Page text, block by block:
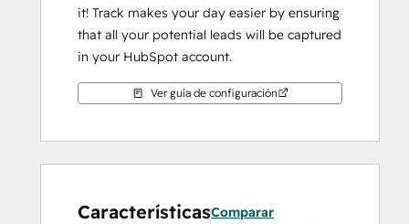
it! Track makes your day easier by ensuring
that all your potential leads will be captured
in your HubSpot account.
Ver guía de configuración
CaracterísticasComparar